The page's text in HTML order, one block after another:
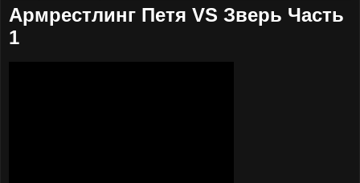
Армрестлинг Петя VS Зверь Часть
1